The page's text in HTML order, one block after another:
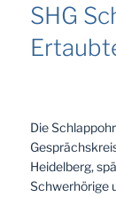
SHG
Die
Heidelberg,
Schwerhörige